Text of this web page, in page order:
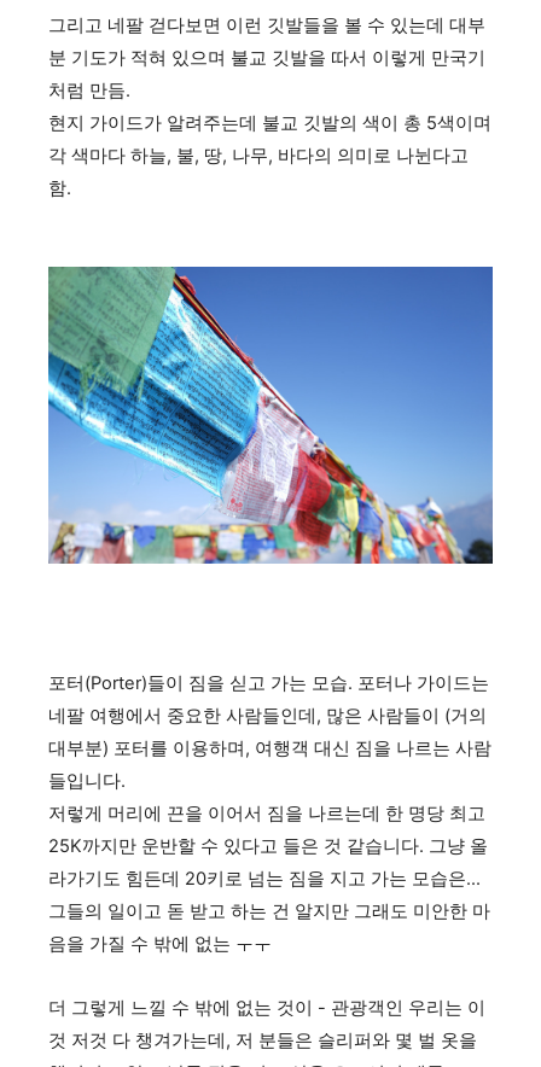
그리고 네팔 걷다보면 이런 깃발들을 볼 수 있는데 대부
분 기도가 적혀 있으며 불교 깃발을 따서 이렇게 만국기
처럼 만듬.
현지 가이드가 알려주는데 불교 깃발의 색이 총 5색이며
각 색마다 하늘, 불, 땅, 나무, 바다의 의미로 나뉜다고
함.
포터(Porter)들이 짐을 싣고 가는 모습. 포터나 가이드는
네팔 여행에서 중요한 사람들인데, 많은 사람들이 (거의
대부분) 포터를 이용하며, 여행객 대신 짐을 나르는 사람
들입니다.
저렇게 머리에 끈을 이어서 짐을 나르는데 한 명당 최고
25K까지만 운반할 수 있다고 들은 것 같습니다. 그냥 올
라가기도 힘든데 20키로 넘는 짐을 지고 가는 모습은...
그들의 일이고 돋 받고 하는 건 알지만 그래도 미안한 마
음을 가질 수 밖에 없는 ㅜㅜ
더 그렇게 느낄 수 밖에 없는 것이 - 관광객인 우리는 이
것 저것 다 챙겨가는데, 저 분들은 슬리퍼와 몇 벌 옷을